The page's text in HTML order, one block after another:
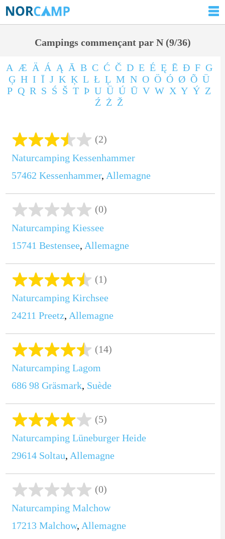
Campings commençant par N (9/36)
A Æ Ä Á Ą Ā B C Ć Č D E É Ę Ē Ð F G
Ģ H I Ī J K Ķ L Ł Ļ M N O Ö Ó Ø Õ Ü
P Q R S Ś Š T Þ U Ü Ú Ū V W X Y Ý Z
Ź Ż Ž
(2)
Naturcamping Kessenhammer
57462 Kessenhammer, Allemagne
(0)
Naturcamping Kiessee
15741 Bestensee, Allemagne
(1)
Naturcamping Kirchsee
24211 Preetz, Allemagne
(14)
Naturcamping Lagom
686 98 Gräsmark, Suède
(5)
Naturcamping Lüneburger Heide
29614 Soltau, Allemagne
(0)
Naturcamping Malchow
17213 Malchow, Allemagne